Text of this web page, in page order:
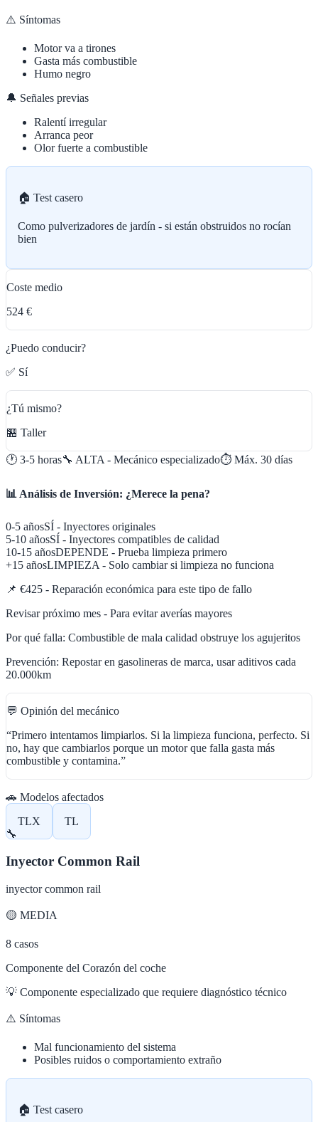
⚠️ Síntomas
Motor va a tirones
Gasta más combustible
Humo negro
🔔 Señales previas
Ralentí irregular
Arranca peor
Olor fuerte a combustible
🏠 Test casero
Como pulverizadores de jardín - si están obstruidos no rocían
bien
Coste medio
524 €
¿Puedo conducir?
✅ Sí
¿Tú mismo?
🏪 Taller
🕐 3-5 horas🔧 ALTA - Mecánico especializado⏱️ Máx. 30 días
📊 Análisis de Inversión: ¿Merece la pena?
0-5 añosSÍ - Inyectores originales
5-10 añosSÍ - Inyectores compatibles de calidad
10-15 añosDEPENDE - Prueba limpieza primero
+15 añosLIMPIEZA - Solo cambiar si limpieza no funciona
📌 €425 - Reparación económica para este tipo de fallo
Revisar próximo mes - Para evitar averías mayores
Por qué falla: Combustible de mala calidad obstruye los agujeritos
Prevención: Repostar en gasolineras de marca, usar aditivos cada
20.000km
💬 Opinión del mecánico
“Primero intentamos limpiarlos. Si la limpieza funciona, perfecto. Si
no, hay que cambiarlos porque un motor que falla gasta más
combustible y contamina.”
🚗 Modelos afectados
TLX
TL
🔧
Inyector Common Rail
inyector common rail
🟡 MEDIA
8 casos
Componente del Corazón del coche
💡 Componente especializado que requiere diagnóstico técnico
⚠️ Síntomas
Mal funcionamiento del sistema
Posibles ruidos o comportamiento extraño
🏠 Test casero